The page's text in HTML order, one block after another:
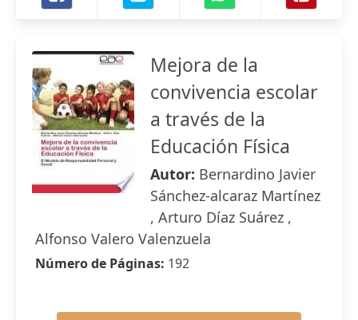
Mejora de la
convivencia escolar
a través de la
Educación Física
Autor: Bernardino Javier
Sánchez-alcaraz Martínez
, Arturo Díaz Suárez ,
Alfonso Valero Valenzuela
Número de Páginas: 192